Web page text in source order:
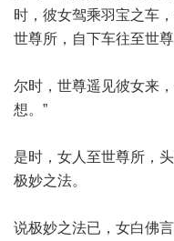
时，彼女驾乘羽宝之车
世尊所，自下车往至世尊
尔时，世尊遥见彼女来
想。”
是时，女人至世尊所，
极妙之法。
说极妙之法已，女白佛